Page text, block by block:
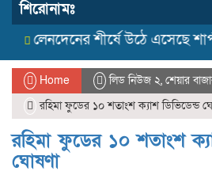
শিরোনামঃ
লেনদেনের শীর্ষে উঠে এসেছে শার্প
Home লিড নিউজ ২, শেয়ার
রহিমা ফুডের ১০ শতাংশ ক্যাশ ডিভিডেন্ড
রহিমা ফুডের ১০ শতাংশ
ঘোষণা